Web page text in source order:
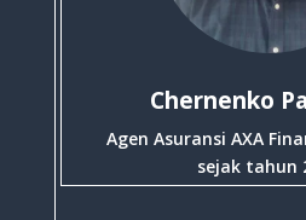
Chernenko
Agen Asuransi AXA
sejak tahun